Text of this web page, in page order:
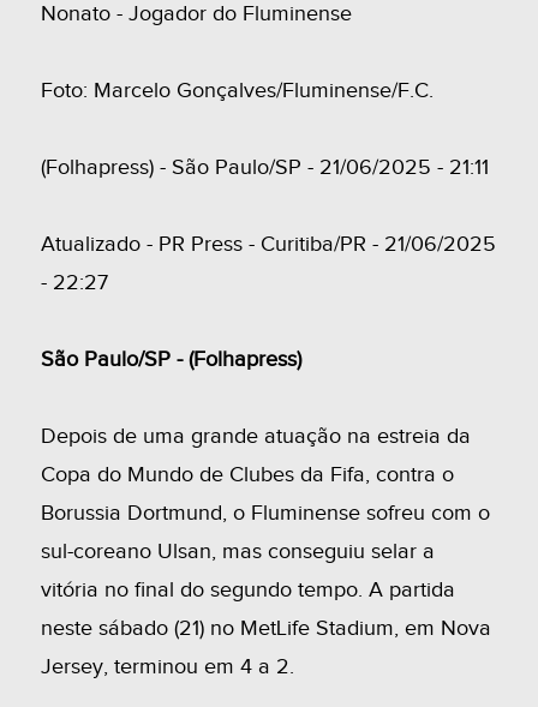
Nonato - Jogador do Fluminense
Foto: Marcelo Gonçalves/Fluminense/F.C.
(Folhapress) - São Paulo/SP - 21/06/2025 - 21:11
Atualizado - PR Press - Curitiba/PR - 21/06/2025
- 22:27
São Paulo/SP - (Folhapress)
Depois de uma grande atuação na estreia da
Copa do Mundo de Clubes da Fifa, contra o
Borussia Dortmund, o Fluminense sofreu com o
sul-coreano Ulsan, mas conseguiu selar a
vitória no final do segundo tempo. A partida
neste sábado (21) no MetLife Stadium, em Nova
Jersey, terminou em 4 a 2.